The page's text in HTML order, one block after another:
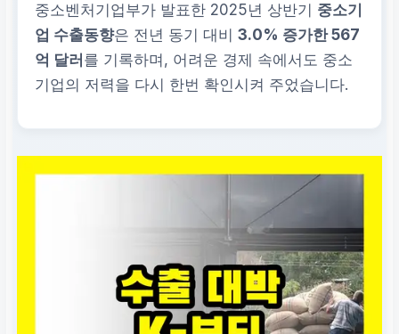
중소벤처기업부가 발표한 2025년 상반기 중소기
업 수출동향은 전년 동기 대비3.0% 증가한 567
억 달러 를 기록하며, 어려운 경제 속에서도 중소
기업의 저력을 다시 한번 확인시켜 주었습니다.